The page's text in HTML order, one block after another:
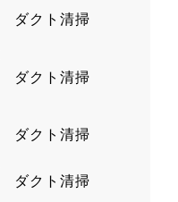
ダクト清掃
ダクト清掃
ダクト清掃
ダクト清掃